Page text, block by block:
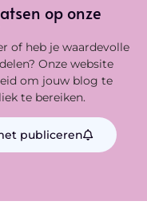
op onze
of heb je waardevolle
Onze website
om jouw blog te
te bereiken.
publiceren